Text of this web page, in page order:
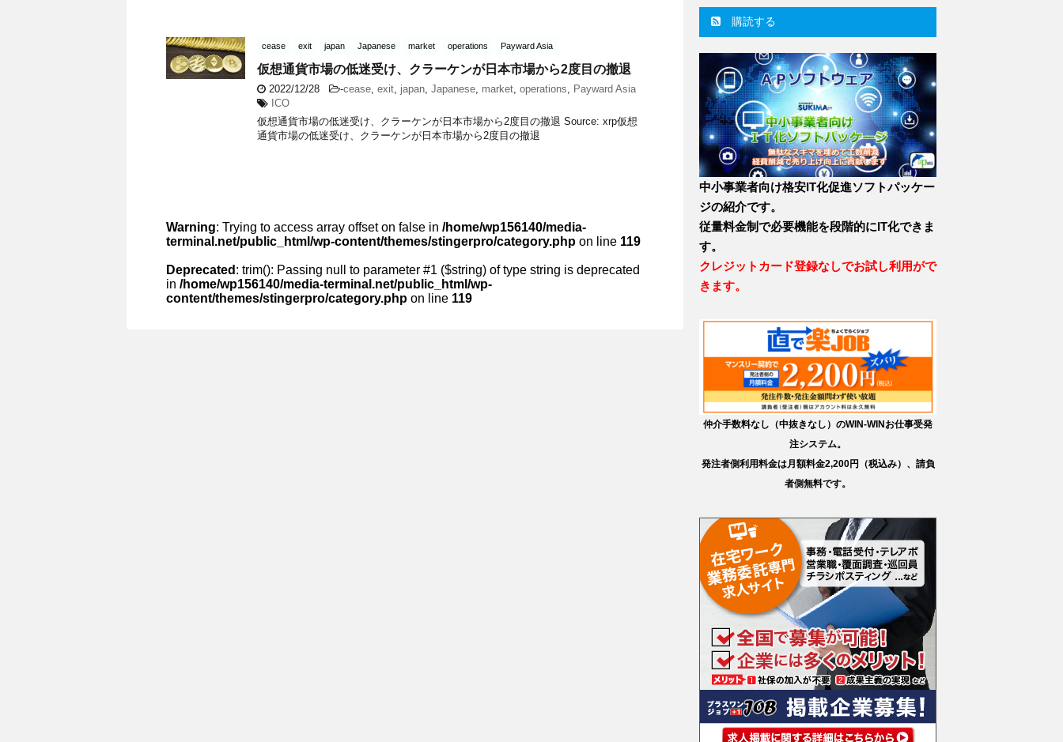
cease exit japan Japanese market operations Payward Asia
仮想通貨市場の低迷受け、クラーケンが日本市場から2度目の撤退
2022/12/28 -cease, exit, japan, Japanese, market, operations, Payward Asia
ICO
仮想通貨市場の低迷受け、クラーケンが日本市場から2度目の撤退 Source: xrp仮想
通貨市場の低迷受け、クラーケンが日本市場から2度目の撤退
Warning: Trying to access array offset on false in /home/wp156140/media-
terminal.net/public_html/wp-content/themes/stingerpro/category.php on line 119
Deprecated : trim(): Passing null to parameter #1 ($string) of type string is deprecated
in /home/wp156140/media-terminal.net/public_html/wp-
content/themes/stingerpro/category.php on line 119
購読する
中小事業者向け格安IT化促進ソフトパッケー
ジの紹介です。
従量料金制で必要機能を段階的にIT化できま
す。
クレジットカード登録なしでお試し利用がで
きます。
仲介手数料なし（中抜きなし）のWIN-WINお仕事受発
注システム。
発注者側利用料金は月額料金2,200円（税込み）、請負
者側無料です。